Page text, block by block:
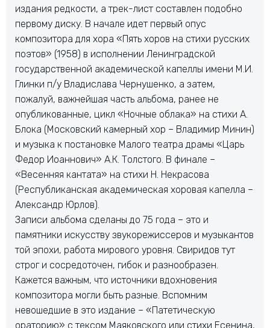
издания редкости, а трек-лист составлен подобно
первому диску. В начале идет первый опус
композитора для хора «Пять хоров на стихи русских
поэтов» (1958) в исполнении Ленинградской
государственной академической капеллы имени М.И.
Глинки п/у Владислава Чернушенко, а затем,
пожалуй, важнейшая часть альбома, ранее не
опубликованные, цикл «Ночные облака» на стихи А.
Блока (Московский камерный хор – Владимир Минин)
и музыка к постановке Малого театра драмы «Царь
Федор Иоаннович» А.К. Толстого. В финале –
«Весенняя кантата» на стихи Н. Некрасова
(Республиканская академическая хоровая капелла –
Александр Юрлов).
Записи альбома сделаны до 75 года – это и
памятники искусству звукорежиссеров и музыкантов
той эпохи, работа мирового уровня. Свиридов тут
строг и сосредоточен, гибок и разнообразен.
Кажется важным, что источники вдохновения
композитора могли быть разные. Вспомним
невошедшие в это издание – «Патетическую
ораторию» с тексом Маяковского или стихи Есенина,